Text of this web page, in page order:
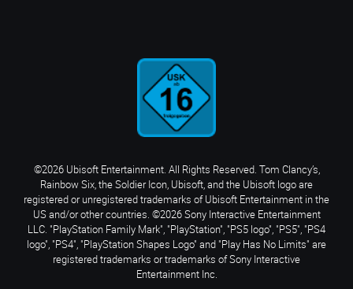
©2026 Ubisoft Entertainment. All Rights Reserved. Tom Clancy’s,
Rainbow Six, the Soldier Icon, Ubisoft, and the Ubisoft logo are
registered or unregistered trademarks of Ubisoft Entertainment in the
US and/or other countries. ©2026 Sony Interactive Entertainment
LLC. "PlayStation Family Mark", "PlayStation", "PS5 logo", "PS5", "PS4
logo", "PS4", "PlayStation Shapes Logo" and "Play Has No Limits" are
registered trademarks or trademarks of Sony Interactive
Entertainment Inc.